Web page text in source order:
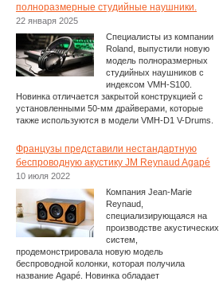
полноразмерные студийные наушники.
22 января 2025
Специалисты из компании
Roland, выпустили новую
модель полноразмерных
студийных наушников с
индексом VMH-S100.
Новинка отличается закрытой конструкцией с
установленными 50-мм драйверами, которые
также используются в модели VMH-D1 V-Drums.
Французы представили нестандартную
беспроводную акустику JM Reynaud Agapé
10 июля 2022
Компания Jean-Marie
Reynaud,
специализирующаяся на
производстве акустических
систем,
продемонстрировала новую модель
беспроводной колонки, которая получила
название Agapé. Новинка обладает